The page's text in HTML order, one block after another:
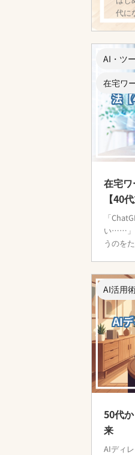
代に
AI・ツ
在宅ワ
在宅
【40
「
い……」
うのを
AI活用
50代
来
AIディ